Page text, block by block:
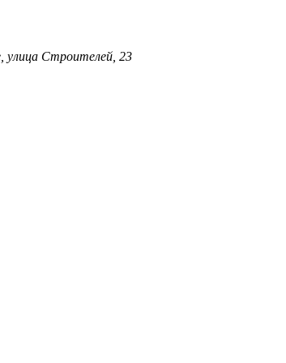
улица Строителей, 23